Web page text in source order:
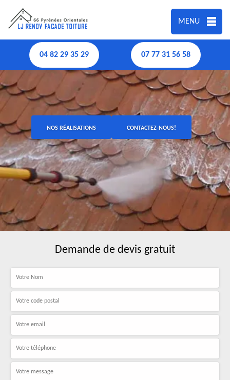
MENU
04 82 29 35 29 07 77 31 56 58
NOS RÉALISATIONS CONTACTEZ-NOUS!
Demande de devis gratuit